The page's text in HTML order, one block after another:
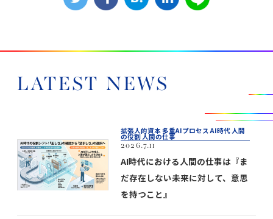
LATEST NEWS
拡張人的資本 多重AIプロセス AI時代 人間
の役割 人間の仕事
2026.7.11
AI時代における人間の仕事は『ま
だ存在しない未来に対して、意思
を持つこと』